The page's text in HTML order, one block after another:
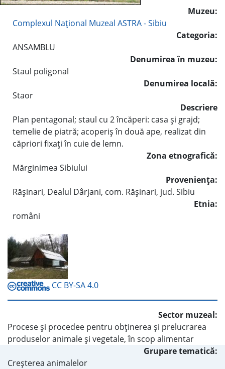
Muzeu:
Complexul Naţional Muzeal ASTRA - Sibiu
Categoria:
ANSAMBLU
Denumirea în muzeu:
Staul poligonal
Denumirea locală:
Staor
Descriere
Plan pentagonal; staul cu 2 încăperi: casa şi grajd;
temelie de piatră; acoperiş în două ape, realizat din
căpriori fixaţi în cuie de lemn.
Zona etnografică:
Mărginimea Sibiului
Provenienţa:
Răşinari, Dealul Dârjani, com. Răşinari, jud. Sibiu
Etnia:
români
CC BY-SA 4.0
Sector muzeal:
Procese şi procedee pentru obţinerea şi prelucrarea
produselor animale şi vegetale, în scop alimentar
Grupare tematică:
Creşterea animalelor